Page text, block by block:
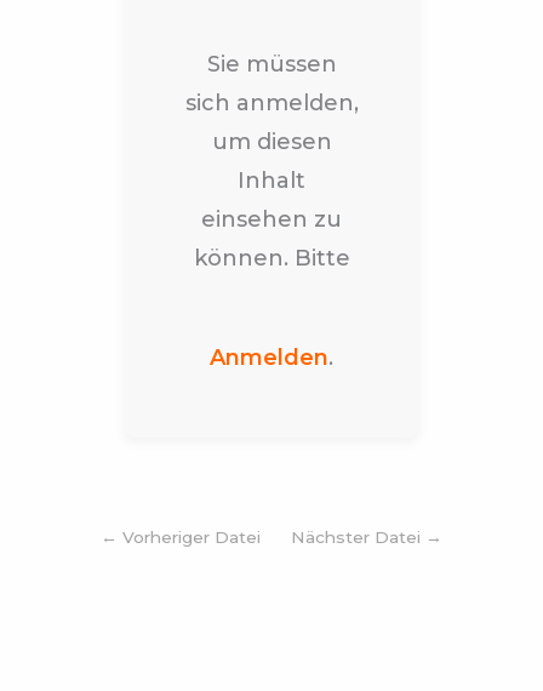
Sie müssen
sich anmelden,
um diesen
Inhalt
einsehen zu
können. Bitte
Anmelden.
← Vorheriger Datei Nächster Datei →